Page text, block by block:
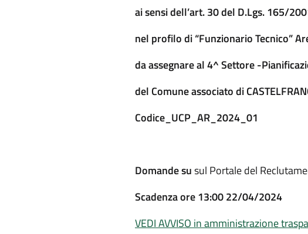
ai sensi dell’art. 30 del D.Lgs. 165/
nel profilo di “Funzionario Tecnico”
da assegnare al 4^ Settore -
del Comune associato di
Codice_ UCP_AR_2024_01
Domande susul Portale del
Scadenza ore 13:00 22/04/2024
VEDI AVVISO in amministrazione